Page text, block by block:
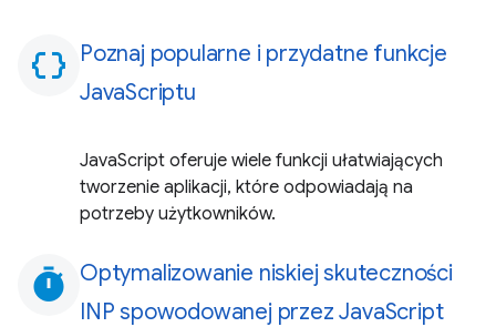
data_object Poznaj popularne i przydatne funkcje
JavaScriptu
JavaScript oferuje wiele funkcji ułatwiających
tworzenie aplikacji, które odpowiadają na
potrzeby użytkowników.
timer Optymalizowanie niskiej skuteczności
INP spowodowanej przez JavaScript